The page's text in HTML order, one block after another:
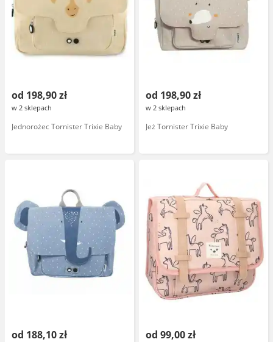
od 198,90 zł
w 2 sklepach
Jednorożec Tornister Trixie Baby
od 198,90 zł
w 2 sklepach
Jeż Tornister Trixie Baby
od 188,10 zł od 99,00 zł